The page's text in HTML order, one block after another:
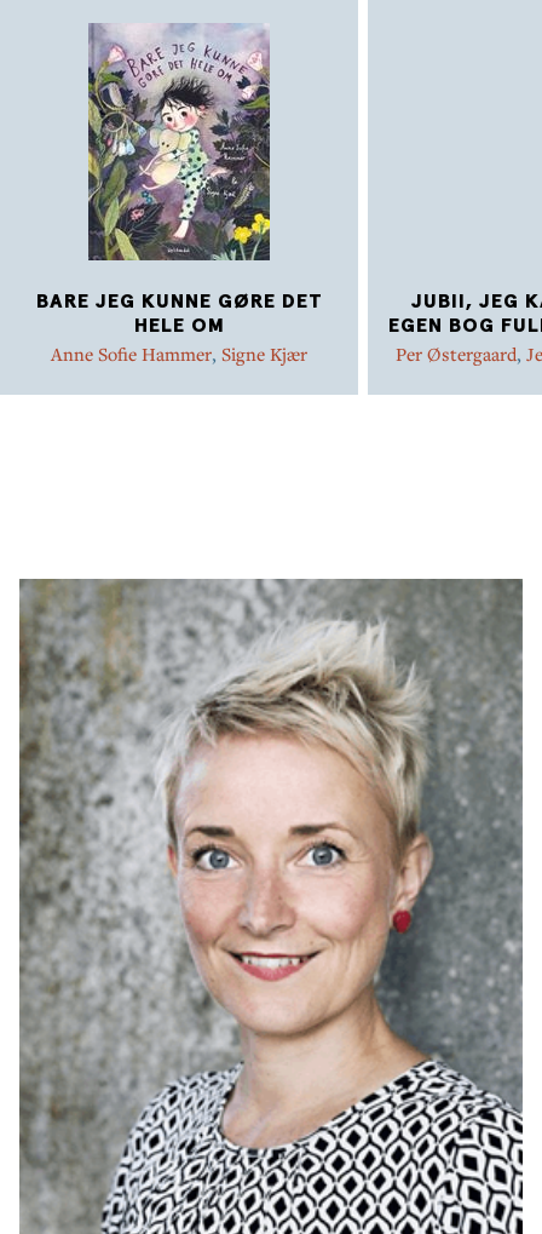
BARE JEG KUNNE GØRE DET
HELE OM
Anne Sofie Hammer, Signe Kjær
JUBII, JEG
EGEN BOG
Per Østergaard,
Jensen,Kim